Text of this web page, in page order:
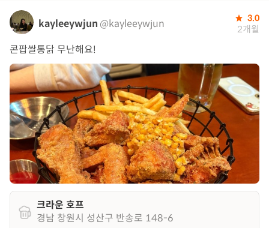
kayleeywjun @kayleeywjun 3.0
2개월
콘팝쌀통닭 무난해요!
크라운 호프
경남 창원시 성산구 반송로 148-6